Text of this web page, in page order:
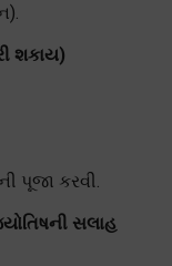
શકાય)
પૂજા કરવી.
સલાહ